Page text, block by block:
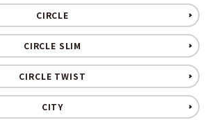
新規会員登録
CIRCLE
CIRCLE SLIM
CIRCLE TWIST
CITY